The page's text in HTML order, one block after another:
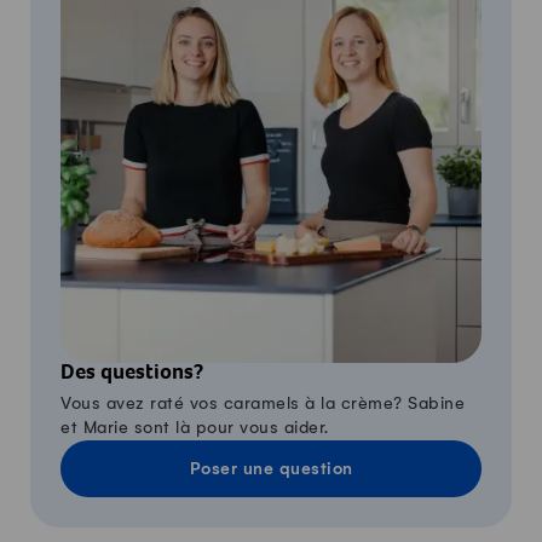
Des questions?
Vous avez raté vos caramels à la crème? Sabine
et Marie sont là pour vous aider.
Poser une question